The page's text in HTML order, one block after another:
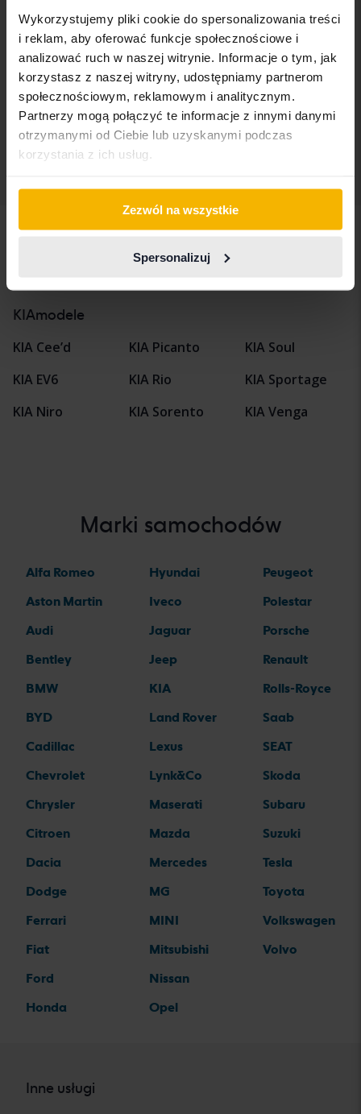
Wykorzystujemy pliki cookie do spersonalizowania treści
i reklam, aby oferować funkcje społecznościowe i
analizować ruch w naszej witrynie. Informacje o tym, jak
korzystasz z naszej witryny, udostępniamy partnerom
społecznościowym, reklamowym i analitycznym.
Partnerzy mogą połączyć te informacje z innymi danymi
otrzymanymi od Ciebie lub uzyskanymi podczas
korzystania z ich usług.
Zezwól na wszystkie
Spersonalizuj
KIA EV6
AWD
2023
89 470 km
Elektryczny
Åkersberga (Runö)
Cena startowa Wkrótce
Nasza wycena jest już w drodze
KIAmodele
KIA Cee’d
KIA EV6
KIA Niro
KIA Picanto
KIA Rio
KIA Sorento
KIA Soul
KIA Sportage
KIA Venga
Marki samochodów
Alfa Romeo
Aston Martin
Audi
Bentley
BMW
BYD
Cadillac
Chevrolet
Chrysler
Citroen
Dacia
Dodge
Ferrari
Fiat
Ford
Honda
Hyundai
Iveco
Jaguar
Jeep
KIA
Land Rover
Lexus
Lynk&Co
Maserati
Mazda
Mercedes
MG
MINI
Mitsubishi
Nissan
Opel
Peugeot
Polestar
Porsche
Renault
Rolls-Royce
Saab
SEAT
Skoda
Subaru
Suzuki
Tesla
Toyota
Volkswagen
Volvo
Inne usługi